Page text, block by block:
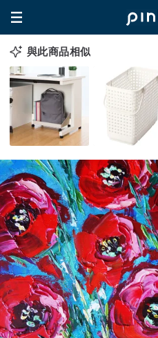
與此商品相似